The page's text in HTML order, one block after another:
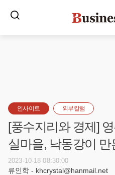
인사이트 외부칼럼
[풍수지리와 경제]
실마을, 낙동강이 만
2023-10-18 08:30:00
류인학 - khcrystal@hanmail.net